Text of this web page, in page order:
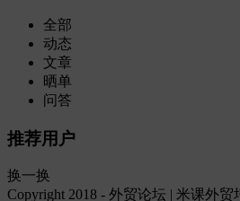
全部
动态
文章
晒单
问答
推荐用户
换一换
Copyright 2018 - 外贸论坛 | 米课外